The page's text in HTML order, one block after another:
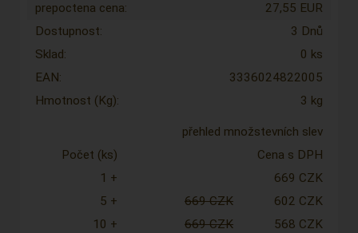
prepoctena cena:
27,55 EUR
Dostupnost:
3 Dnů
Sklad:
0 ks
EAN:
3336024822005
Hmotnost (Kg):
3 kg
přehled množstevních slev
Počet (ks)
Cena s DPH
1 +
669 CZK
5 +
669 CZK
602 CZK
10 +
669 CZK 568 CZK